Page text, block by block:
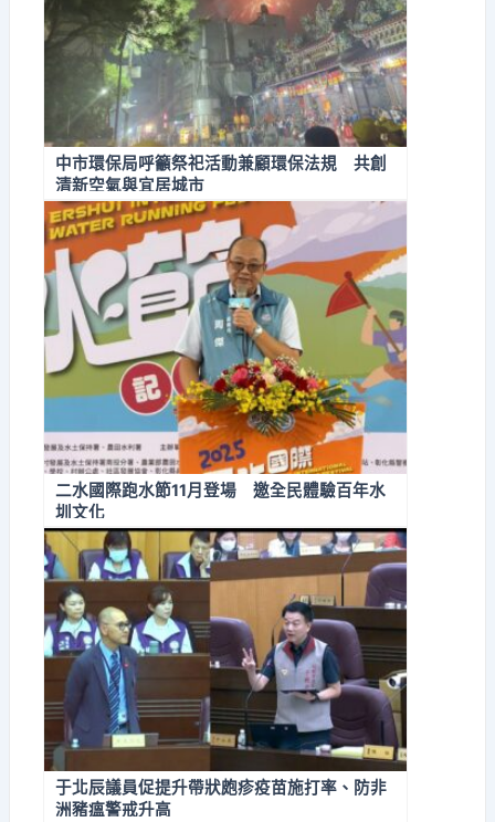
中市環保局呼籲祭祀活動兼顧環保法規 共創
清新空氣與宜居城市
二水國際跑水節11月登場 邀全民體驗百年水
圳文化
于北辰議員促提升帶狀皰疹疫苗施打率、防非
洲豬瘟警戒升高